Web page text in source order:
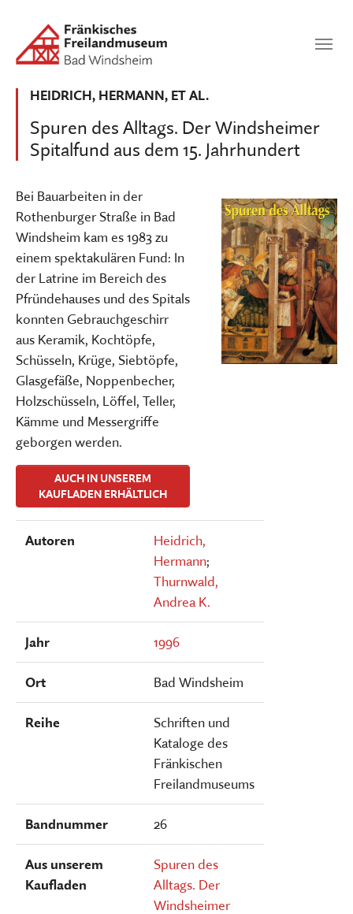
SUCHEN
Spuren des Alltags. Der Windsheimer
Spitalfund aus dem 15. Jahrhundert
HEIDRICH, HERMANN, ET AL.
Bei Bauarbeiten in der
Rothenburger Straße in Bad
Windsheim kam es 1983 zu
einem spektakulären Fund: In
der Latrine im Bereich des
Pfründehauses und des Spitals
konnten Gebrauchgeschirr
aus Keramik, Kochtöpfe,
Schüsseln, Krüge, Siebtöpfe,
Glasgefäße, Noppenbecher,
Holzschüsseln, Löffel, Teller,
Kämme und Messergriffe
geborgen werden.
AUCH IN UNSEREM
KAUFLADEN ERHÄLTLICH
Autoren
Heidrich,
Hermann;
Thurnwald,
Andrea K.
Jahr 1996
Ort Bad Windsheim
Reihe
Schriften und
Kataloge des
Fränkischen
Freilandmuseums
Bandnummer 26
Aus unserem
Kaufladen
Spuren des
Alltags. Der
Windsheimer